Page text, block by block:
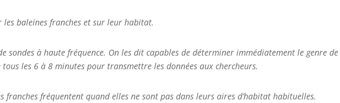
les baleines franches et sur leur habitat.
sondes à haute fréquence. On les dit capables de déterminer immédiatement le genre de
les 6 à 8 minutes pour transmettre les données aux chercheurs.
fréquentent quand elles ne sont pas dans leurs aires d’habitat habituelles.